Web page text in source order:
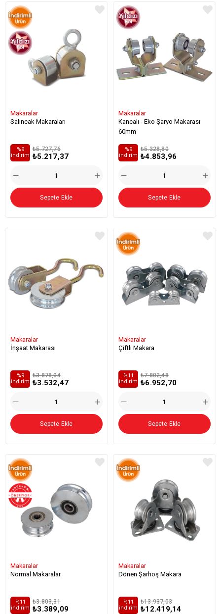
Makaralar
Salıncak Makaraları
₺5.217,37
₺5.727,76
%9
i̇ndirim
Sepete Ekle
Makaralar
Kancalı - Eko Şaryo Makarası
60mm
₺4.853,96
₺5.328,80
%9
i̇ndirim
Sepete Ekle
Makaralar
İnşaat Makarası
₺3.532,47
₺3.878,04
%9
i̇ndirim
Sepete Ekle
Makaralar
Çiftli Makara
₺6.952,70
₺7.802,48
%11
i̇ndirim
Sepete Ekle
Makaralar
Normal Makaralar
₺3.389,09
₺3.803,31
%11
i̇ndirim
Makaralar
Dönen Şarhoş Makara
₺12.419,14
₺13.937,03
%11
i̇ndirim